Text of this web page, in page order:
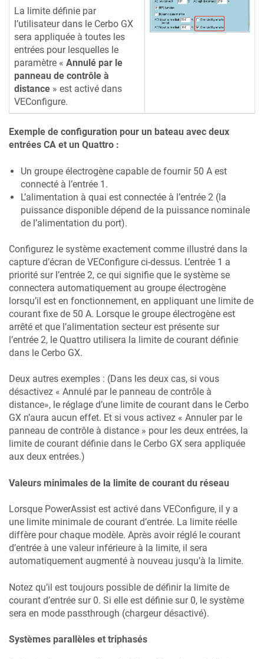
La limite définie par
l’utilisateur dans le Cerbo GX
sera appliquée à toutes les
entrées pour lesquelles le
paramètre « Annulé par le
panneau de contrôle à
distance » est activé dans
VEConfigure.
Exemple de configuration pour un bateau avec deux
entrées CA et un Quattro :
Un groupe électrogène capable de fournir 50 A est
connecté à l’entrée 1.
L’alimentation à quai est connectée à l’entrée 2 (la
puissance disponible dépend de la puissance nominale
de l’alimentation du port).
Configurez le système exactement comme illustré dans la
capture d’écran de VEConfigure ci-dessus. L’entrée 1 a
priorité sur l’entrée 2, ce qui signifie que le système se
connectera automatiquement au groupe électrogène
lorsqu’il est en fonctionnement, en appliquant une limite de
courant fixe de 50 A. Lorsque le groupe électrogène est
arrêté et que l’alimentation secteur est présente sur
l’entrée 2, le Quattro utilisera la limite de courant définie
dans le Cerbo GX.
Deux autres exemples : (Dans les deux cas, si vous
désactivez « Annulé par le panneau de contrôle à
distance», le réglage d’une limite de courant dans le Cerbo
GX n’aura aucun effet. Et si vous activez « Annuler par le
panneau de contrôle à distance » pour les deux entrées, la
limite de courant définie dans le Cerbo GX sera appliquée
aux deux entrées.)
Valeurs minimales de la limite de courant du réseau
Lorsque PowerAssist est activé dans VEConfigure, il y a
une limite minimale de courant d’entrée. La limite réelle
diffère pour chaque modèle. Après avoir réglé le courant
d’entrée à une valeur inférieure à la limite, il sera
automatiquement augmenté à nouveau jusqu’à la limite.
Notez qu’il est toujours possible de définir la limite de
courant d’entrée sur 0. Si elle est définie sur 0, le système
sera en mode passthrough (chargeur désactivé).
Systèmes parallèles et triphasés